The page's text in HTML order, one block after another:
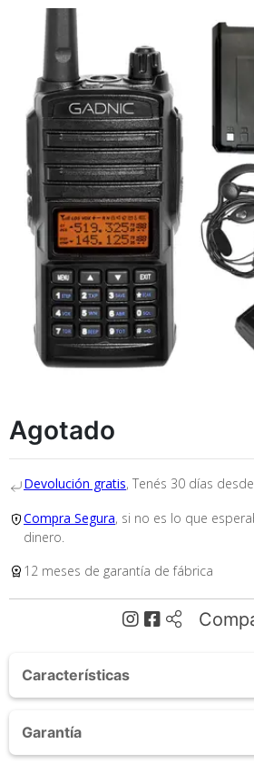
Agotado
Devolución gratis, Tenés 30 días
Compra Segura, si no es lo que
dinero.
12 meses de garantía de fábrica
Características
mHz 8 Watts
Rango de Comunicación (entre
Garantía
Medios de Pago
Recibí el producto que
que esperabas o te devolvemos
dinero!